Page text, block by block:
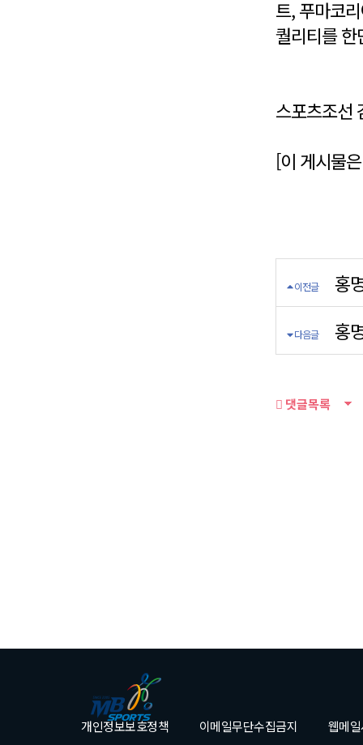
트, 푸마코
퀄리티를 한
스포츠조선
[이 게시물
이전글 홍
다음글 홍
댓글목록
개인정보보호정책 이메일무단수집금지 웹메